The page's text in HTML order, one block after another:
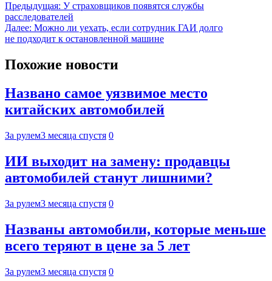
Предыдущая: У страховщиков появятся службы
расследователей
Далее: Можно ли уехать, если сотрудник ГАИ долго
не подходит к остановленной машине
Похожие новости
Названо самое уязвимое место
китайских автомобилей
За рулем3 месяца спустя 0
ИИ выходит на замену: продавцы
автомобилей станут лишними?
За рулем3 месяца спустя 0
Названы автомобили, которые меньше
всего теряют в цене за 5 лет
За рулем3 месяца спустя 0